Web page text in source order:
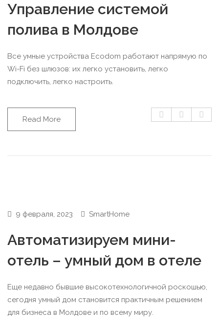
Управление системой
полива в Молдове
Все умные устройства Ecodom работают напрямую по
Wi-Fi без шлюзов: их легко установить, легко
подключить, легко настроить.
Read More
9 февраля, 2023 SmartHome
Автоматизируем мини-
отель – умный дом в отеле
Еще недавно бывшие высокотехнологичной роскошью,
сегодня умный дом становится практичным решением
для бизнеса в Молдове и по всему миру.